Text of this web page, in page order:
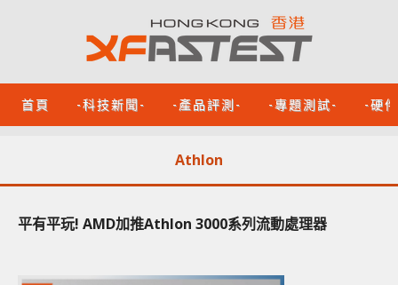
首頁 -科技新聞- -產品評測- -專題測試- -硬
Athlon
平有平玩! AMD加推Athlon 3000系列流動處理器